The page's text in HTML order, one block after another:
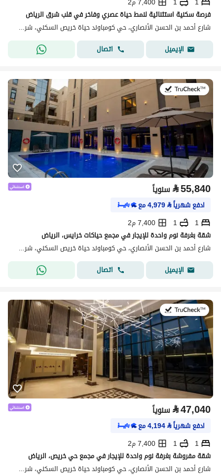
فرصة سكنية استثنائية لنمط حياة عصري وفاخر في قلب شرق الرياض
شارع أحمد بن الحسن الأنصاري، حي كومباوند حياة خريص السكني، شرق الرياض، الرياض
الإيميل
اتصال
في:20 يوليو 2026
⃁55,840 سنوياً
ادفع شهرياً⃁
4,979مع
1
1
7,400 م2
شقة بغرفة نوم واحدة للإيجار في مجمع حياكات خرايس، الرياض
شارع أحمد بن الحسن الأنصاري، حي كومباوند حياة خريص السكني، شرق الرياض، الرياض
الإيميل
اتصال
في:20 يوليو 2026
⃁47,040 سنوياً
ادفع شهرياً⃁
4,194مع
1
1
7,400 م2
شقة مفروشة بغرفة نوم واحدة للإيجار في مجمع حي خريص، الرياض
شارع أحمد بن الحسن الأنصاري، حي كومباوند حياة خريص السكني، شرق الرياض، الرياض